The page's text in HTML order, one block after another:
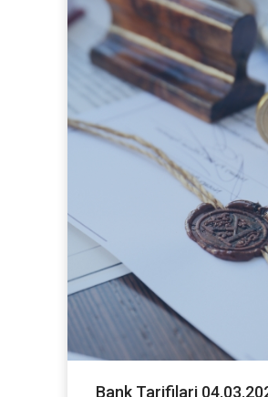
Bank Tarifilari